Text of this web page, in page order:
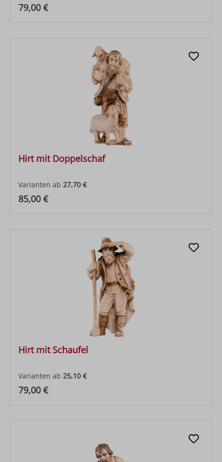
Regulärer Preis:
79,00 €
Hirt mit Doppelschaf
Varianten ab 27,70 €
Regulärer Preis:
85,00 €
Hirt mit Schaufel
Varianten ab 25,10 €
Regulärer Preis:
79,00 €